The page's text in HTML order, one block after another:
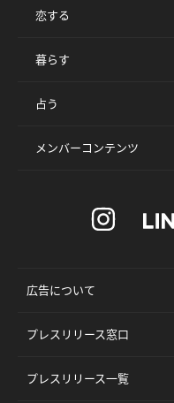
恋する
暮らす
占う
メンバーコンテンツ
広告について
プレスリリース窓口
プレスリリース一覧